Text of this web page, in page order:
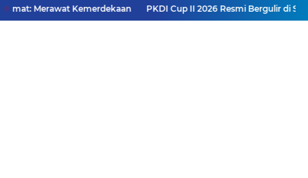
Merawat Kemerdekaan PKDI Cup II 2026 Resmi Bergulir di